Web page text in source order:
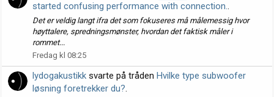
started confusing performance with connection..
Det er veldig langt ifra det som fokuseres må målemessig hvor
høyttalere, spredningsmønster, hvordan det faktisk måler i
rommet...
Fredag kl 08:25
lydogakustikk svarte på tråden Hvilke type subwoofer
løsning foretrekker du?.